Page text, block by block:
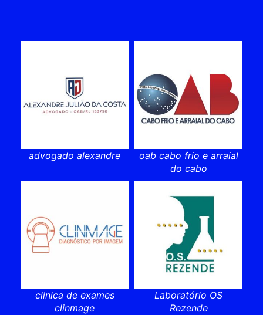
advogado alexandre
oab cabo frio e arraial
do cabo
clinica de exames
clinmage
Laboratório OS
Rezende